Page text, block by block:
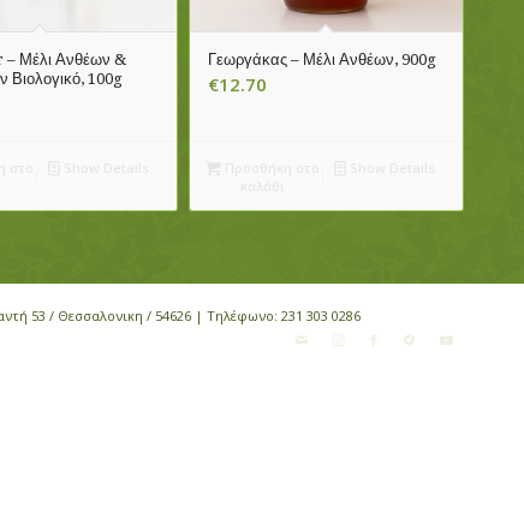
Μέλι Ανθέων &
Βιολογικό, 100g
Γεωργάκας – Μέλι Ανθέων, 900g
€12.70
53 / Θεσσαλονικη / 54626 | Τηλέφωνο: 231 303 0286